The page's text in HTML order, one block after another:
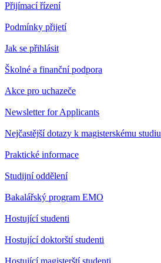
Přijímací řízení
Podmínky přijetí
Jak se přihlásit
Školné a finanční podpora
Akce pro uchazeče
Newsletter for Applicants
Nejčastější dotazy k magisterskému studiu
Praktické informace
Studijní oddělení
Bakalářský program EMO
Hostující studenti
Hostující doktorští studenti
Hostující magisterští studenti